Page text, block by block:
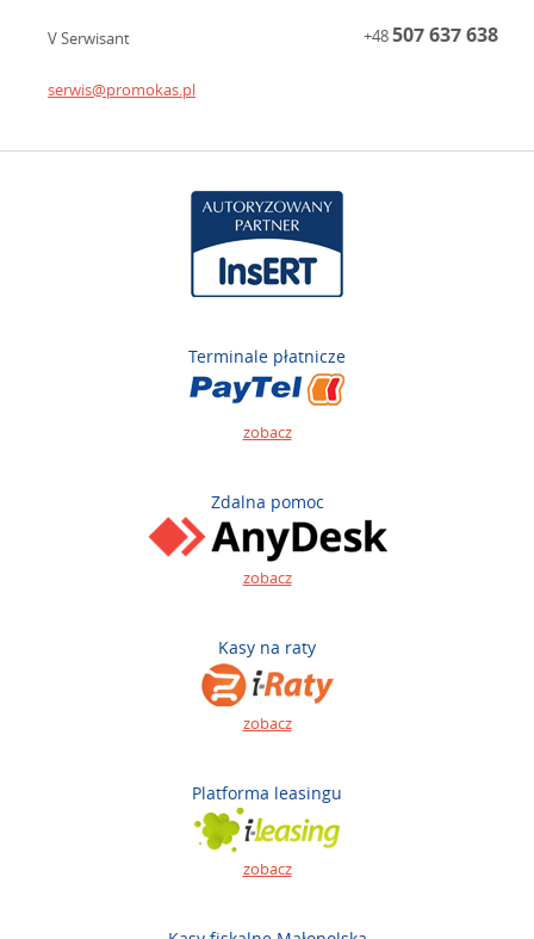
V Serwisant +48507 637 638
serwis@promokas.pl
Terminale płatnicze
zobacz
Zdalna pomoc
zobacz
Kasy na raty
zobacz
Platforma leasingu
zobacz